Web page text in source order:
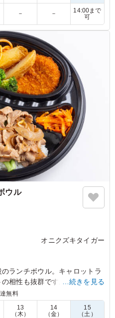
」か「サバの麴焼き」か「鶏
からお選びいただけます。下
。(画像は「鶏の照り焼き」)
ン
しく包み込んでいて食べや
すぎず、バランスが良いで
足感があります。また頼み
ジオ撮影
－ －
14:00まで
可
ウル
オニクズキタイガー
ランチボウル。キャロットラ
相性も抜群です。会議やイベ
クズキタイガーでお楽しみく
…続きを見る
無料
13
（木）
14
（金）
15
（土）